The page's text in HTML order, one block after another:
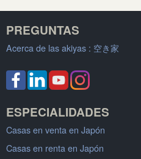
PREGUNTAS
Acerca de las akiyas : 空き家
ESPECIALIDADES
Casas en venta en Japón
Casas en renta en Japón